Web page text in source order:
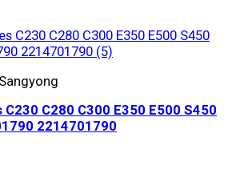
C280 C300 E350 E500 S450
2214701790